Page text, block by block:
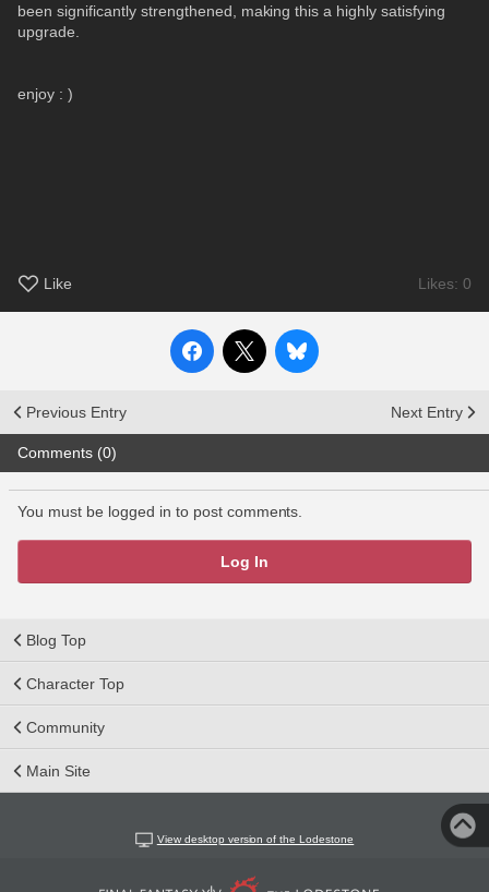
been significantly strengthened, making this a highly satisfying
upgrade.
enjoy : )
Like Likes: 0
Previous Entry Next Entry
Comments (0)
You must be logged in to post comments.
Log In
Blog Top
Character Top
Community
Main Site
View desktop version of the Lodestone